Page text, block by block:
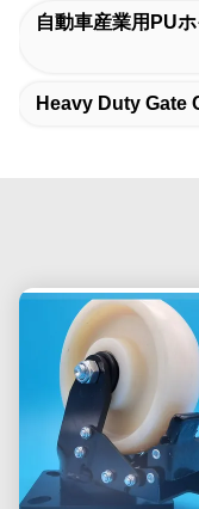
自動車産業用PU
Heavy Duty Gate